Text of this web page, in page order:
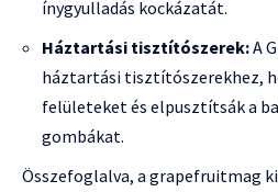
ínygyulladás kockázatát.
Háztartási tisztítószerek:A
háztartási tisztítószerekhez,
felületeket és elpusztítsák a
gombákat.
Összefoglalva, a grapefruitmag